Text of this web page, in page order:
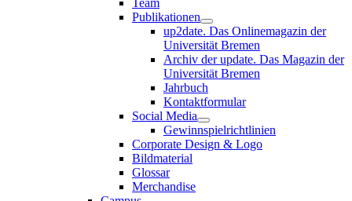
Publikationen
up2date. Das Onlinemagazin der
Universität Bremen
Archiv der update. Das Magazin der
Universität Bremen
Jahrbuch
Kontaktformular
Social Media
Gewinnspielrichtlinien
Corporate Design & Logo
Bildmaterial
Glossar
Merchandise